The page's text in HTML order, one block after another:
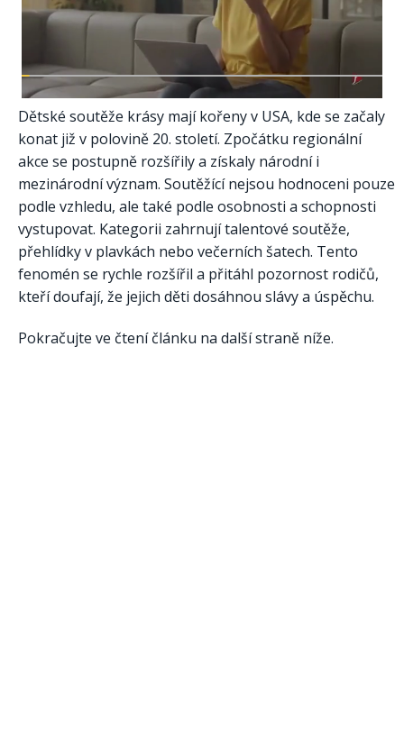
Dětské soutěže krásy mají kořeny v USA, kde se začaly
konat již v polovině 20. století. Zpočátku regionální
akce se postupně rozšířily a získaly národní i
mezinárodní význam. Soutěžící nejsou hodnoceni pouze
podle vzhledu, ale také podle osobnosti a schopnosti
vystupovat. Kategorii zahrnují talentové soutěže,
přehlídky v plavkách nebo večerních šatech. Tento
fenomén se rychle rozšířil a přitáhl pozornost rodičů,
kteří doufají, že jejich děti dosáhnou slávy a úspěchu.
Pokračujte ve čtení článku na další straně níže.